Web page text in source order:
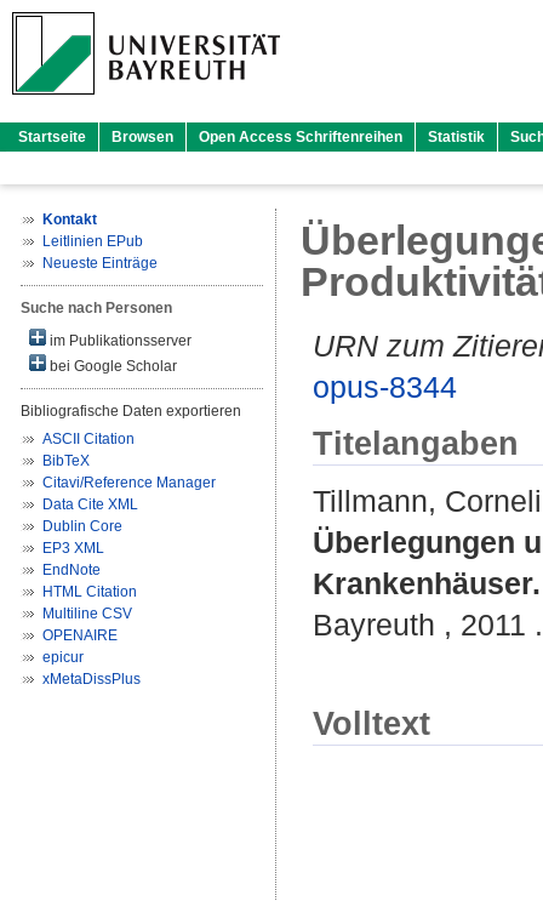
Startseite Browsen Open Access Schriftenreihen Statistik
Kontakt
Leitlinien EPub
Neueste Einträge
Suche nach Personen
im Publikationsserver
bei Google Scholar
Bibliografische Daten exportieren
ASCII Citation
BibTeX
Citavi/Reference Manager
Data Cite XML
Dublin Core
EP3 XML
EndNote
HTML Citation
Multiline CSV
OPENAIRE
epicur
xMetaDissPlus
URN zum
opus-8344
Titelangaben
Tillmann,
Überlegungen
Krankenhäuser.
Bayreuth , 2011
Volltext